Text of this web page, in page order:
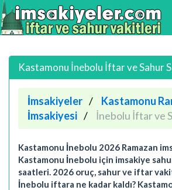
Kastamonu İnebolu İftar ve Sahur
İmsakiyeler
Kastamonu
İmsakiyesi
İnebolu İftar ve
Kastamonu İnebolu 2026 Ramazan
Kastamonu İnebolu için imsakiye
saatleri. 2026 oruç, sahur ve iftar
İnebolu iftara ne kadar kaldı?